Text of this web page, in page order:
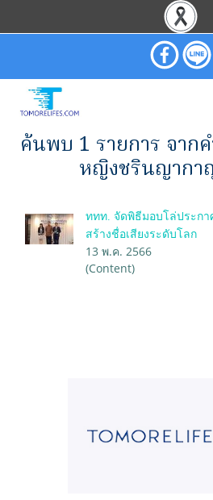
ค้นพบ 1 รายการ จา
หญิงชรินญากา
ททท. จัดพิธีมอบโล่ประก
สร้างชื่อเสียงระดับโลก
13 พ.ค. 2566
(Content)